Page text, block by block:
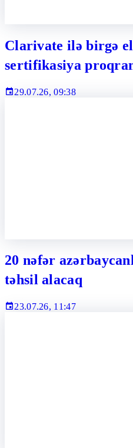
Clarivate ilə birgə
sertifikasiya
29.07.26, 09:38
20 nəfər
təhsil alacaq
23.07.26, 11:47